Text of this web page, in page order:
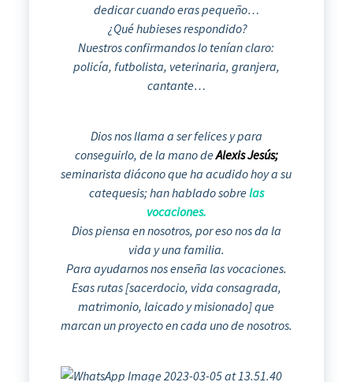
dedicar cuando eras pequeño…
¿Qué hubieses respondido?
Nuestros confirmandos lo tenían claro:
policía, futbolista, veterinaria, granjera,
cantante…
Dios nos llama a ser felices y para
conseguirlo, de la mano deAlexis Jesús;
seminarista diácono que ha acudido hoy a su
catequesis; han hablado sobrelas
vocaciones.
Dios piensa en nosotros, por eso nos da la
vida y una familia.
Para ayudarnos nos enseña las vocaciones.
Esas rutas [sacerdocio, vida consagrada,
matrimonio, laicado y misionado] que
marcan un proyecto en cada uno de nosotros.